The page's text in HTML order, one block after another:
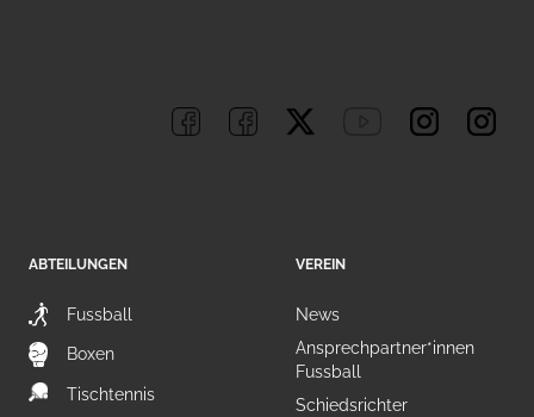
ABTEILUNGEN
Fussball
Boxen
Tischtennis
VEREIN
News
Ansprechpartner*innen
Fussball
Schiedsrichter